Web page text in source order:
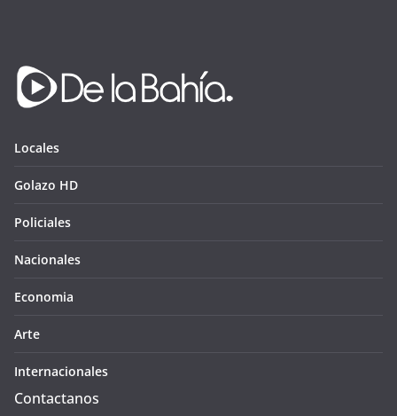
Locales
Golazo HD
Policiales
Nacionales
Economia
Arte
Internacionales
Contactanos